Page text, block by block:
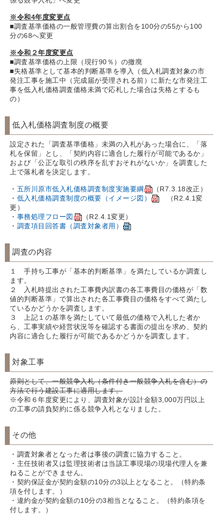
※令和4年度変更点
■調査基準価格の一般管理費の算出割合を100分の55から100
分の68へ変更
※令和２年度変更点
■調査基準価格の上限（現行90％）の撤廃
■失格基準として基本的判断基準を導入（低入札調査対象の市
発注工事を施工中（完成届が受理される前）に新たな市発注工
事を低入札価格調査価格未満で応札した場合は失格とするも
の）
低入札価格調査制度の概要
設定された「調査基準価格」未満の入札があった場合に、「落
札を保留」とし、「契約内容に適合した履行が可能であるか」
および「公正な取引の秩序を乱すおそれがないか」を調査した
上で落札者を決定します。
・ 五所川原市低入札価格調査制度実施要綱
（R7.3.18改正）
・ 低入札価格調査制度の概要（イメージ図）
（R2.4.1変
更）
・ 事務処理フロー図
（R2.4.1変更）
・ 調査項目回答書（調査対象者用）
調査の内容
１ 手持ち工事が「基本的判断基準」を満たしているか調査し
ます。
２ 入札時提出された工事費内訳書の各工事費目の価格が「数
値的判断基準」で算出された各工事費目の価格をすべて満たし
ているかどうかを調査します。
３ 上記１の基準を満たしていて最低の価格で入札した者か
ら、工事実績や経営状況等を確認する書面の提出を求め、契約
内容に適合した履行が可能であるかどうかを調査します。
対象工事
原則として、一般競争入札（条件付き一般競争入札を含む）の
方法で行う建設工事に適用します。
※令和６年度変更により、調査対象が設計金額3,000万円以上
の工事の請負契約に係る競争入札となりました。
その他
・調査対象者となった者は事後の調査に協力すること。
・主任技術者又は監理技術者は当該工事現場の現場代理人を兼
ねることができません。
・契約保証金が契約金額の10分の3以上となること。（特約条
項を付します。）
・違約金が契約金額の10分の3相当となること。（特約条項を
付します。）